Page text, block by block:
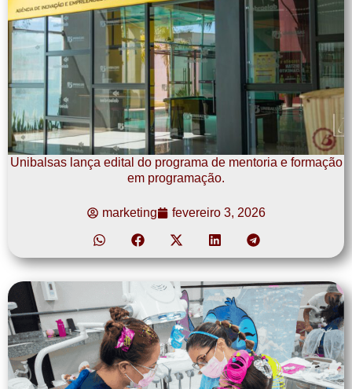
Unibalsas lança edital do programa de mentoria e formação
em programação.
marketing fevereiro 3, 2026